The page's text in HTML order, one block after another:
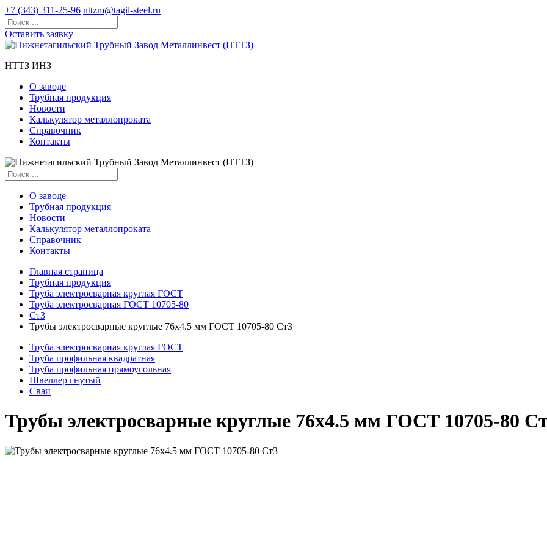
+7 (343) 311-25-96 nttzm@tagil-steel.ru
Оставить заявку
НТТЗ ИНЗ
О заводе
Трубная продукция
Новости
Калькулятор металлопроката
Справочник
Контакты
О заводе
Трубная продукция
Новости
Калькулятор металлопроката
Справочник
Контакты
Главная страница
Трубная продукция
Труба электросварная круглая ГОСТ
Труба электросварная ГОСТ 10705-80
Ст3
Трубы электросварные круглые 76x4.5 мм ГОСТ 10705-80 Ст3
Труба электросварная круглая ГОСТ
Труба профильная квадратная
Труба профильная прямоугольная
Швеллер гнутый
Сваи
Трубы электросварные круглые 76x4.5 мм ГОСТ 10705-80